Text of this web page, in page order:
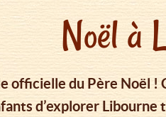
Noël à
officielle du Père Noël
d’explorer